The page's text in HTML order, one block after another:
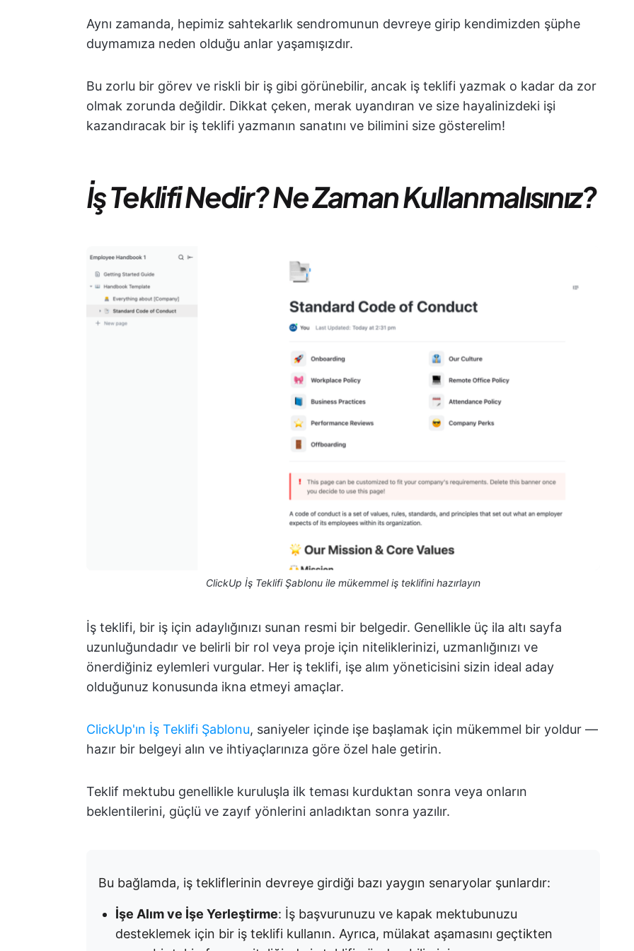
Aynı zamanda, hepimiz sahtekarlık sendromunun devreye girip kendimizden şüphe
duymamıza neden olduğu anlar yaşamışızdır.
Bu zorlu bir görev ve riskli bir iş gibi görünebilir, ancak iş teklifi yazmak o kadar da zor
olmak zorunda değildir. Dikkat çeken, merak uyandıran ve size hayalinizdeki işi
kazandıracak bir iş teklifi yazmanın sanatını ve bilimini size gösterelim!
İş Teklifi Nedir? Ne Zaman Kullanmalısınız?
ClickUp İş Teklifi Şablonu ile mükemmel iş teklifini hazırlayın
İş teklifi, bir iş için adaylığınızı sunan resmi bir belgedir. Genellikle üç ila altı sayfa
uzunluğundadır ve belirli bir rol veya proje için niteliklerinizi, uzmanlığınızı ve
önerdiğiniz eylemleri vurgular. Her iş teklifi, işe alım yöneticisini sizin ideal aday
olduğunuz konusunda ikna etmeyi amaçlar.
ClickUp'ın İş Teklifi Şablonu, saniyeler içinde işe başlamak için mükemmel bir yoldur —
hazır bir belgeyi alın ve ihtiyaçlarınıza göre özel hale getirin.
Teklif mektubu genellikle kuruluşla ilk teması kurduktan sonra veya onların
beklentilerini, güçlü ve zayıf yönlerini anladıktan sonra yazılır.
Bu bağlamda, iş tekliflerinin devreye girdiği bazı yaygın senaryolar şunlardır:
İşe Alım ve İşe Yerleştirme: İş başvurunuzu ve kapak mektubunuzu
desteklemek için bir iş teklifi kullanın. Ayrıca, mülakat aşamasını geçtikten